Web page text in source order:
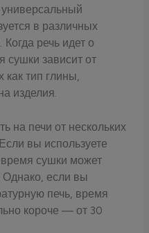
в различных
речь идет о
сушки зависит от
как тип глины,
изделия.
на печи от нескольких
вы используете
время сушки может
Однако, если вы
печь, время
короче — от 30